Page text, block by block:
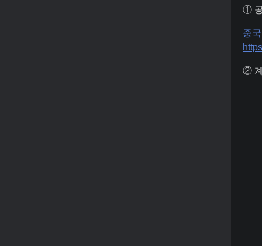
①
중
②